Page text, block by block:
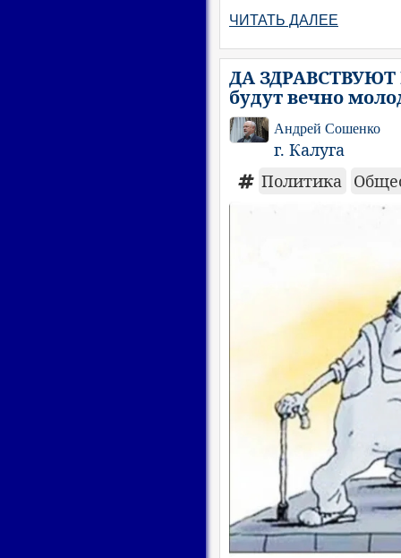
ЧИТАТЬ ДАЛЕЕ
ДА ЗДРАВСТВУЮТ
будут вечно
Андрей Сошенко
г. Калуга
Политика